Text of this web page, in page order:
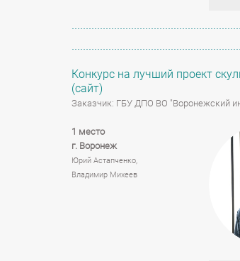
Конкурс на лучший проект
(сайт)
Заказчик: ГБУ ДПО ВО "Воронежский
1 место
г. Воронеж
Юрий Астапченко,
Владимир Михеев